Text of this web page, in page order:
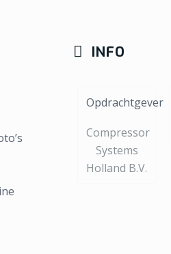
INFO
Opdrachtgever
Compressor
Systems
Holland B.V.